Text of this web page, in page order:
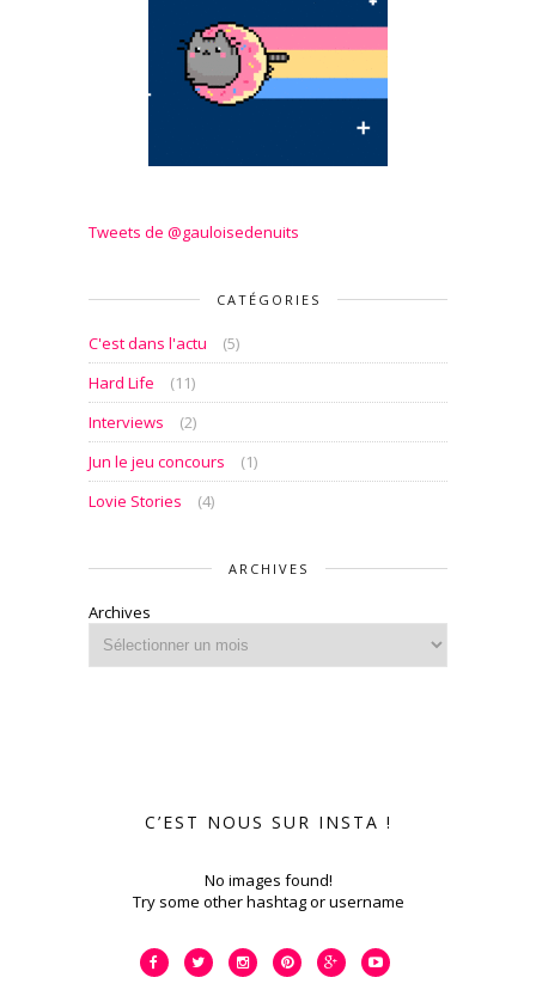
Tweets de @gauloisedenuits
CATÉGORIES
C'est dans l'actu
(5)
Hard Life
(11)
Interviews
(2)
Jun le jeu concours
(1)
Lovie Stories
(4)
ARCHIVES
Archives
C’EST NOUS SUR INSTA !
No images found!
Try some other hashtag or username